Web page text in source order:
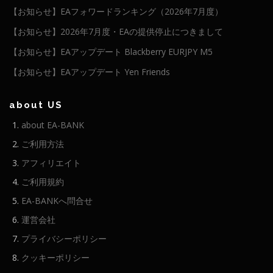
【お知らせ】EAフォワードランキング（2026年7月度）
【お知らせ】2026年7月度・EAの提供停止につきまして
【お知らせ】EAアップデート Blackberry EURJPY M5
【お知らせ】EAアップデート Yen Friends
about US
about EA-BANK
ご利用方法
アフィリエイト
ご利用規約
EA-BANKへ問合せ
運営会社
プライバシーポリシー
クッキーポリシー